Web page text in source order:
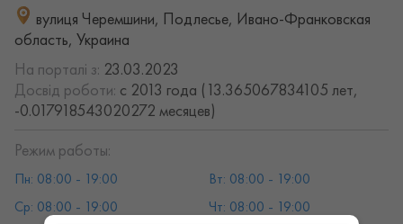
вулиця Черемшини, Подлесье, Ивано-Франковская
область, Украина
На порталі з: 23.03.2023
Досвід роботи: с 2013 года (13.365067834105 лет,
-0.017918543020272 месяцев)
Режим работы:
Пн: 08:00 - 19:00
Вт: 08:00 - 19:00
Ср: 08:00 - 19:00
Чт: 08:00 - 19:00